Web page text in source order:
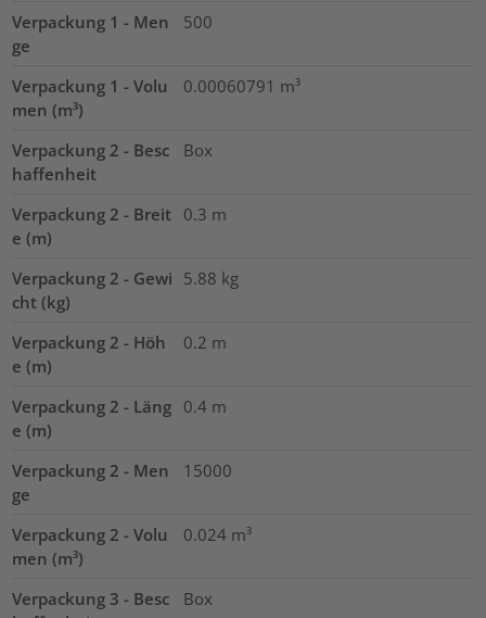
Verpackung 1 - Men
ge
500
Verpackung 1 - Volu
men (m³)
0.00060791 m³
Verpackung 2 - Besc
haffenheit
Box
Verpackung 2 - Breit
e (m)
0.3 m
Verpackung 2 - Gewi
cht (kg)
5.88 kg
Verpackung 2 - Höh
e (m)
0.2 m
Verpackung 2 - Läng
e (m)
0.4 m
Verpackung 2 - Men
ge
15000
Verpackung 2 - Volu
men (m³)
0.024 m³
Verpackung 3 - Besc
Box